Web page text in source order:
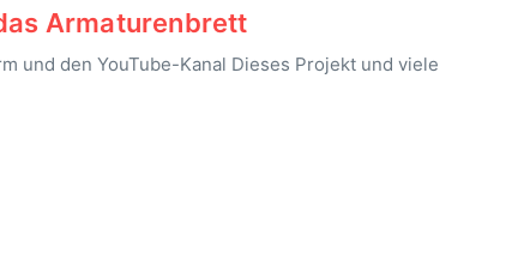
Armaturenbrett
und den YouTube-Kanal Dieses Projekt und viele